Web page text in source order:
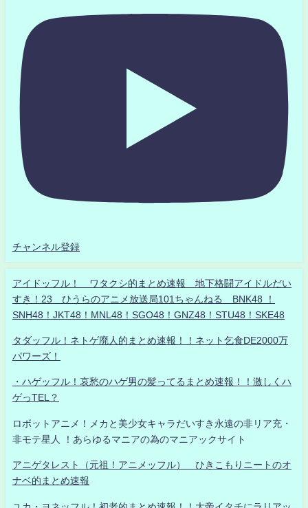
チャンネル登録
アイドッフル！ ワタクシ的まとめ速報 地下格闘アイドルだい
すき！23 ひうらのアニメ放送局101ちゃんねる BNK48 ！
SNH48！JKT48！MNL48！SGO48！GNZ48！STU48！SKE48
タダッフル！ネトゲ廃人的まとめ速報！！ネット乞食DE2000万
パワーズ！
・ハゲッフル！哀愁のハゲ男の髪ってるまとめ速報！！激しくハ
ゲっTEL？
ロボットアニメ！メカと美少女キャラだいすき永遠の非リア充・
非モテ星人 ！あらゆるマニアの為のマニアックサイト
アニゲタレスト（元祖！アニメッフル） ひきこもりニートのオ
ナベ的まとめ速報